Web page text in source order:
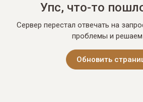
Упс, что-то
Сервер перестал отвечать на
проблемы и решаем
Обновить